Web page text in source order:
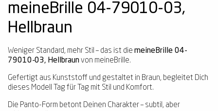
meineBrille 04-79010-03,
Hellbraun
Weniger Standard, mehr Stil – das ist die meineBrille 04-
79010-03, Hellbraunvon meineBrille.
Gefertigt aus Kunststoff und gestaltet in Braun, begleitet Dich
dieses Modell Tag für Tag mit Stil und Komfort.
Die Panto-Form betont Deinen Charakter – subtil, aber